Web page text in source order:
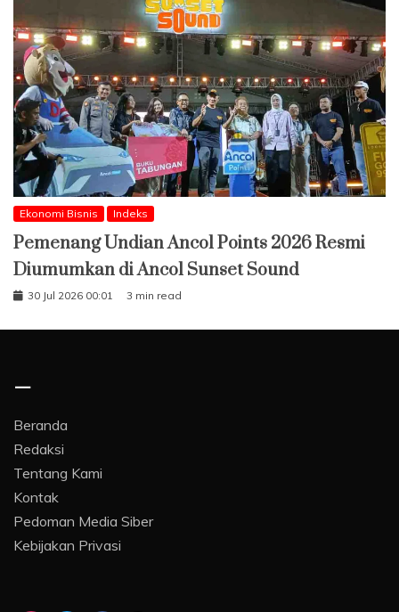
Ekonomi Bisnis Indeks
Pemenang Undian Ancol Points 2026 Resmi
Diumumkan di Ancol Sunset Sound
30 Jul 2026 00:01 3 min read
–
Beranda
Redaksi
Tentang Kami
Kontak
Pedoman Media Siber
Kebijakan Privasi